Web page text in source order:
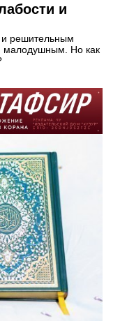
и
и решительным
малодушным. Но как